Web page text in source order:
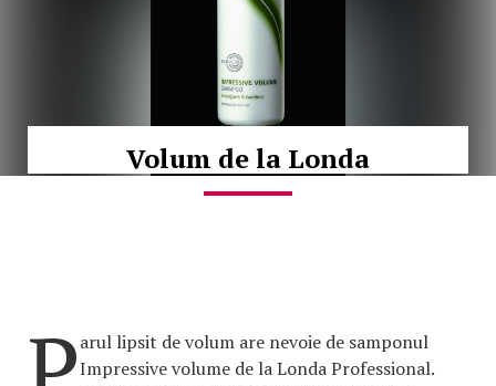
Volum de la Londa
arul lipsit de volum are nevoie de samponul
Impressive volume de la Londa Professional.